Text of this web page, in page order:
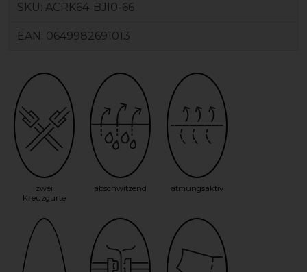
SKU: ACRK64-BJI0-66
EAN: 0649982691013
zwei
Kreuzgurte
abschwitzend atmungsaktiv